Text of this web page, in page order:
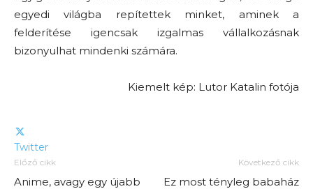
egyedi világba repítettek minket, aminek a
felderítése igencsak izgalmas vállalkozásnak
bizonyulhat mindenki számára.
Kiemelt kép: Lutor Katalin fotója
Twitter
Előző cikk
Anime, avagy egy újabb
Következő cikk
Ez most tényleg babaház